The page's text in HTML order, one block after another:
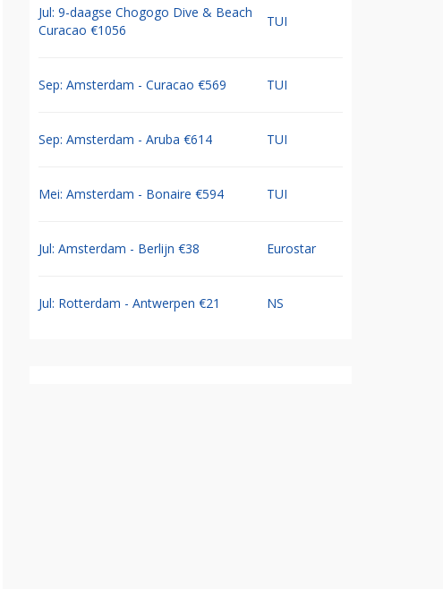
Jul: 9-daagse Chogogo Dive & Beach
Curacao €1056
TUI
Sep: Amsterdam - Curacao €569 TUI
Sep: Amsterdam - Aruba €614 TUI
Mei: Amsterdam - Bonaire €594 TUI
Jul: Amsterdam - Berlijn €38 Eurostar
Jul: Rotterdam - Antwerpen €21 NS